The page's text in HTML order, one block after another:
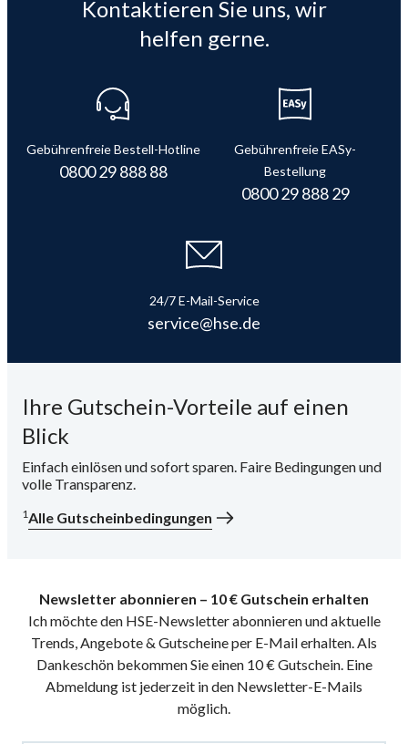
Kontaktieren Sie uns, wir
helfen gerne.
Gebührenfreie Bestell-Hotline
0800 29 888 88
Gebührenfreie EASy-
Bestellung
0800 29 888 29
24/7 E-Mail-Service
service@hse.de
Ihre Gutschein-Vorteile auf einen
Blick
Einfach einlösen und sofort sparen. Faire Bedingungen und
volle Transparenz.
1Alle Gutscheinbedingungen
Newsletter abonnieren – 10 € Gutschein erhalten
Ich möchte den HSE-Newsletter abonnieren und aktuelle
Trends, Angebote & Gutscheine per E-Mail erhalten. Als
Dankeschön bekommen Sie einen 10 € Gutschein. Eine
Abmeldung ist jederzeit in den Newsletter-E-Mails
möglich.